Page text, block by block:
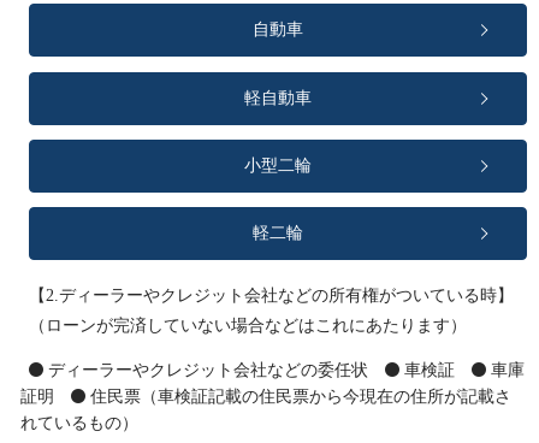
自動車
軽自動車
小型二輪
軽二輪
【2.ディーラーやクレジット会社などの所有権がついている時】
（ローンが完済していない場合などはこれにあたります）
ディーラーやクレジット会社などの委任状 車検証
車庫
証明
住民票（車検証記載の住民票から今現在の住所が記載さ
れているもの）